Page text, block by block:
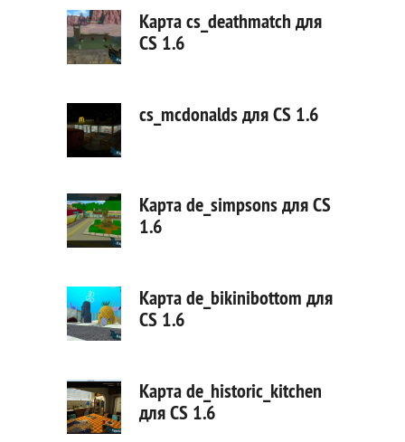
Карта cs_deathmatch для
CS 1.6
cs_mcdonalds для CS 1.6
Карта de_simpsons для CS
1.6
Карта de_bikinibottom для
CS 1.6
Карта de_historic_kitchen
для CS 1.6